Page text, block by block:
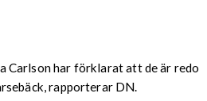
Carlson har förklarat att de är redo
rapporterar DN.